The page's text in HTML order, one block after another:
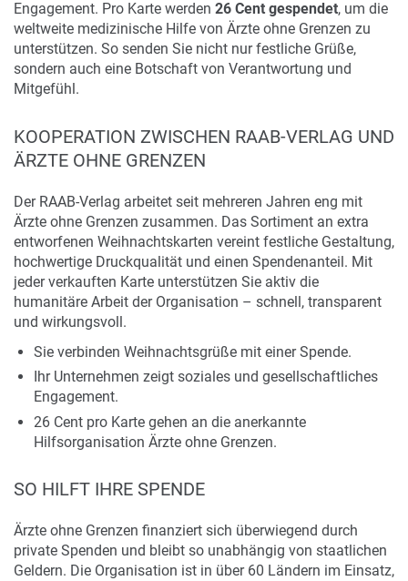
Engagement. Pro Karte werden 26 Cent gespendet, um die
weltweite medizinische Hilfe von Ärzte ohne Grenzen zu
unterstützen. So senden Sie nicht nur festliche Grüße,
sondern auch eine Botschaft von Verantwortung und
Mitgefühl.
KOOPERATION ZWISCHEN RAAB-VERLAG UND
ÄRZTE OHNE GRENZEN
Der RAAB-Verlag arbeitet seit mehreren Jahren eng mit
Ärzte ohne Grenzen zusammen. Das Sortiment an extra
entworfenen Weihnachtskarten vereint festliche Gestaltung,
hochwertige Druckqualität und einen Spendenanteil. Mit
jeder verkauften Karte unterstützen Sie aktiv die
humanitäre Arbeit der Organisation – schnell, transparent
und wirkungsvoll.
Sie verbinden Weihnachtsgrüße mit einer Spende.
Ihr Unternehmen zeigt soziales und gesellschaftliches
Engagement.
26 Cent pro Karte gehen an die anerkannte
Hilfsorganisation Ärzte ohne Grenzen.
SO HILFT IHRE SPENDE
Ärzte ohne Grenzen finanziert sich überwiegend durch
private Spenden und bleibt so unabhängig von staatlichen
Geldern. Die Organisation ist in über 60 Ländern im Einsatz,